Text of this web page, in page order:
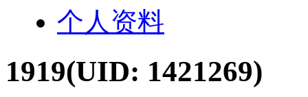
个人资料
1919(UID: 1421269)